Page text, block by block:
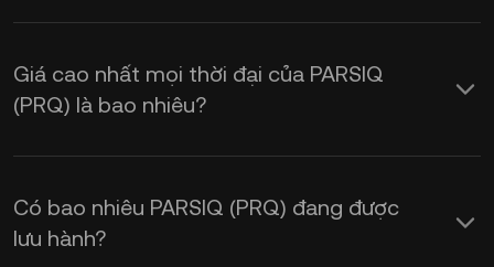
Giá cao nhất mọi thời đại của PARSIQ
(PRQ) là bao nhiêu?
Có bao nhiêu PARSIQ (PRQ) đang được
lưu hành?